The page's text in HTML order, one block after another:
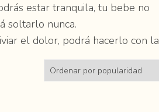
estar tranquila, tu bebe no
soltarlo nunca.
el dolor, podrá hacerlo con la